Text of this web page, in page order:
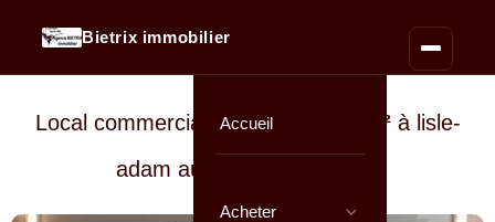
Bietrix immobilier
Accueil
Acheter
Local commercial 2 pièces de 24 m²à lisle-
adam au prix de